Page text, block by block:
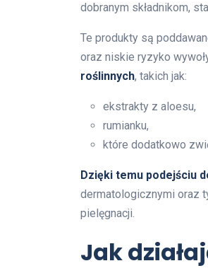
dobranym składnikom,
Te produkty są
oraz niskie ryzyko
roślinnych, takich jak:
ekstrakty z aloesu,
rumianku,
które dodatkowo
Dzięki temu podejściu
dermatologicznymi oraz
pielęgnacji.
Jak